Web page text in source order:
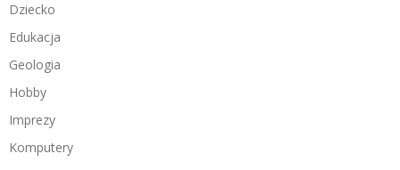
Dziecko
Edukacja
Geologia
Hobby
Imprezy
Komputery